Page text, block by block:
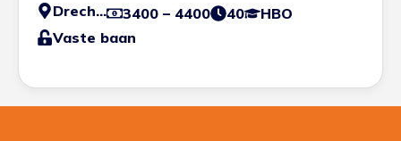
Drechtsteden 3400 – 4400 40
HBO
Vaste baan